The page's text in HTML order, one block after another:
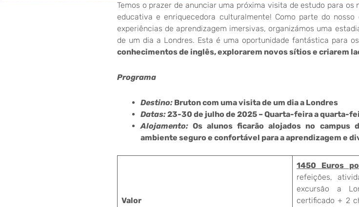
Temos o prazer de anunciar uma próxima visita de estudo para os
educativa e enriquecedora culturalmente! Como parte do nosso
experiências de aprendizagem imersivas, organizámos uma
de um dia a Londres. Esta é uma oportunidade fantástica para
conhecimentos de inglês, explorarem novos sítios e criarem
Programa
Destino: Bruton com uma visita de um dia a Londres
Datas:23-30 de julho de 2025 – Quarta-feira a quarta-
Alojamento: Os alunos ficarão alojados no campus
ambiente seguro e confortável para a aprendizagem e
Valor
1450 Euros
refeições,
excursão a
certificado + 2